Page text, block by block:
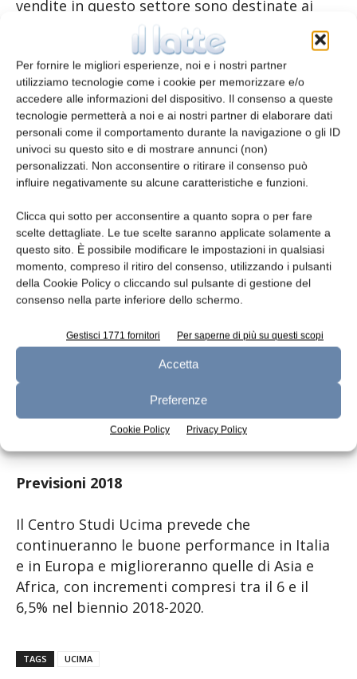
Per fornire le migliori esperienze, noi e i nostri partner
utilizziamo tecnologie come i cookie per memorizzare e/o
accedere alle informazioni del dispositivo. Il consenso a queste
tecnologie permetterà a noi e ai nostri partner di elaborare dati
personali come il comportamento durante la navigazione o gli ID
univoci su questo sito e di mostrare annunci (non)
personalizzati. Non acconsentire o ritirare il consenso può
influire negativamente su alcune caratteristiche e funzioni.
Clicca qui sotto per acconsentire a quanto sopra o per fare
scelte dettagliate. Le tue scelte saranno applicate solamente a
questo sito. È possibile modificare le impostazioni in qualsiasi
momento, compreso il ritiro del consenso, utilizzando i pulsanti
della Cookie Policy o cliccando sul pulsante di gestione del
consenso nella parte inferiore dello schermo.
Gestisci 1771 fornitori Per saperne di più su questi scopi
Accetta
Preferenze
Cookie Policy Privacy Policy
vendite in questo settore sono destinate ai
mercati esteri per l’83%.
In Italia, si conferma il settore food come
predominante (37,1%), seguito da beverage e
altro.
La struttura del settore
Da un punto di vista industriale, il settore dei
costruttori italiani di macchine per il
confezionamento e l’imballaggio riflette
perfettamente la struttura dell’industria
italiana.
ai 5 milioni di euro e contribuisce ad appena il
Le 48 imprese di dimensioni maggiori (con
fatturati oltre i 25 milioni di euro), al contrario,
realizzano invece il 66,8% del fatturato totale.
Previsioni 2018
Il Centro Studi Ucima prevede che
continueranno le buone performance in Italia
e in Europa e miglioreranno quelle di Asia e
Africa, con incrementi compresi tra il 6 e il
6,5% nel biennio 2018-2020.
TAGS UCIMA